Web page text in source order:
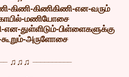
கிணி-கிணிகிணி-என-வரும்
மணியோசை
துள்ளிடும்-பிள்ளைகளுக்கு
அருளோசை
♫♫♫